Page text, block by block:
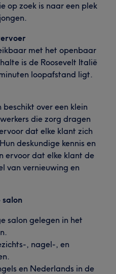
Roxanne
op zoek is naar een plek
met het openbaar
is de Roosevelt Italië
loopafstand ligt.
over een klein
die zorg dragen
dat elke klant zich
deskundige kennis en
ervoor dat elke klant de
van vernieuwing en
salon gelegen in het
, nagel-, en
en Nederlands in de